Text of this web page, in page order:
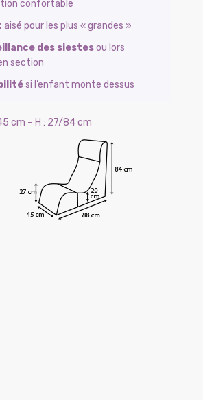
confortable
aisé pour les plus « grandes »
des siestesou lors
section
si l’enfant monte dessus
cm – H : 27/84 cm